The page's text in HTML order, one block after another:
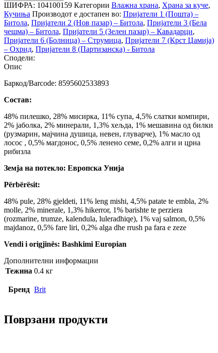
ШИФРА: 104100159 Категории Влажна храна, Храна за куче,
Кучиња Производот е достапен во: Пријатели 1 (Пошта) –
Битола, Пријатели 2 (Нов пазар) – Битола, Пријатели 3 (Бела
чешма) – Битола, Пријатели 5 (Зелен пазар) – Кавадарци,
Пријатели 6 (Болница) – Струмица, Пријатели 7 (Крст Џамија)
– Охрид, Пријатели 8 (Партизанска) - Битола
Сподели:
Опис
Баркод/Barcode: 8595602533893
Состав:
48% пилешко, 28% мисирка, 11% супа, 4,5% слатки компири,
2% јаболка, 2% минерали, 1,3% хељда, 1% мешавина од билки
(рузмарин, мајчина душица, невен, глуварче), 1% масло од
лосос , 0,5% магдонос, 0,5% ленено семе, 0,2% алги и црна
рибизла
Земја на потекло: Европска Унија
Përbërësit:
48% pule, 28% gjeldeti, 11% leng mishi, 4,5% patate te embla, 2%
molle, 2% minerale, 1,3% hikerror, 1% barishte te perziera
(rozmarine, trumze, kalendula, luleradhiqe), 1% vaj salmon, 0,5%
majdanoz, 0,5% fare liri, 0,2% alga dhe rrush pa fara e zeze
Vendi i origjinës: Bashkimi Europian
Дополнителни информации
Тежина 0.4 кг
Бренд Brit
Поврзани продукти